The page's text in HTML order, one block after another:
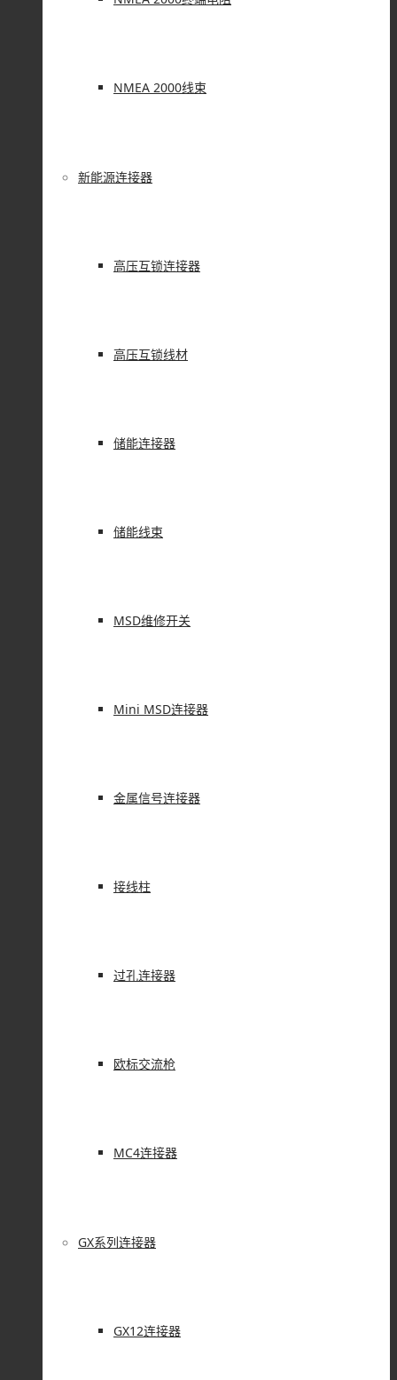
NMEA 2000线束
新能源连接器
高压互锁连接器
高压互锁线材
储能连接器
储能线束
MSD维修开关
Mini MSD连接器
金属信号连接器
接线柱
过孔连接器
欧标交流枪
MC4连接器
GX系列连接器
GX12连接器